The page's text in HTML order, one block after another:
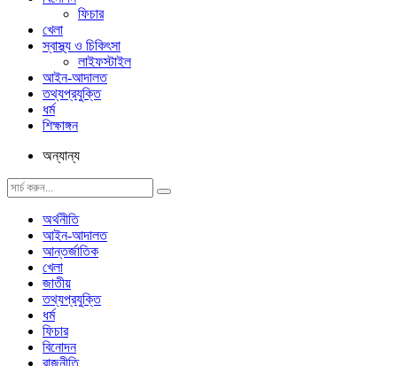
ফিচার
খেলা
স্বাস্থ্য ও চিকিৎসা
লাইফস্টাইল
আইন-আদালত
তথ্যপ্রযুক্তি
ধর্ম
শিক্ষাঙ্গন
অন্যান্য
অর্থনীতি
আইন-আদালত
আন্তর্জাতিক
খেলা
জাতীয়
তথ্যপ্রযুক্তি
ধর্ম
ফিচার
বিনোদন
রাজনীতি